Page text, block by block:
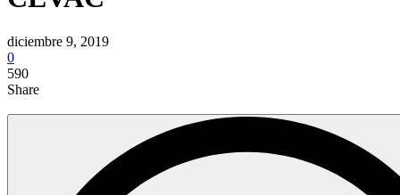
diciembre 9, 2019
0
590
Share